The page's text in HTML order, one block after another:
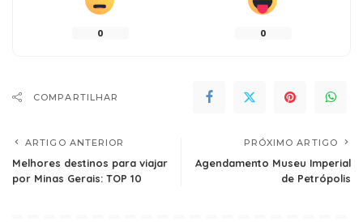
0 0
COMPARTILHAR
ARTIGO ANTERIOR
Melhores destinos para viajar
por Minas Gerais: TOP 10
PRÓXIMO ARTIGO
Agendamento Museu Imperial
de Petrópolis